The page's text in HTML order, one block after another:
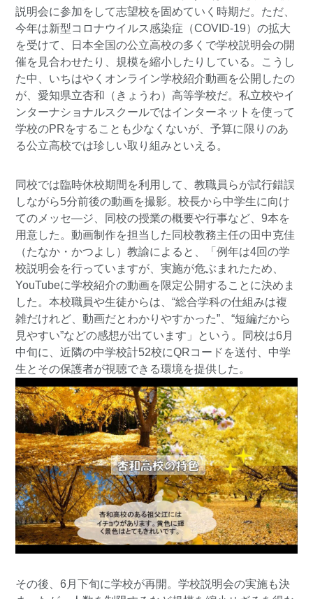
説明会に参加をして志望校を固めていく時期だ。ただ、
今年は新型コロナウイルス感染症（COVID-19）の拡大
を受けて、日本全国の公立高校の多くで学校説明会の開
催を見合わせたり、規模を縮小したりしている。こうし
た中、いちはやくオンライン学校紹介動画を公開したの
が、愛知県立杏和（きょうわ）高等学校だ。私立校やイ
ンターナショナルスクールではインターネットを使って
学校のPRをすることも少なくないが、予算に限りのあ
る公立高校では珍しい取り組みといえる。
同校では臨時休校期間を利用して、教職員らが試行錯誤
しながら5分前後の動画を撮影。校長から中学生に向け
てのメッセ―ジ、同校の授業の概要や行事など、9本を
用意した。動画制作を担当した同校教務主任の田中克佳
（たなか・かつよし）教諭によると、「例年は4回の学
校説明会を行っていますが、実施が危ぶまれたため、
YouTubeに学校紹介の動画を限定公開することに決めま
した。本校職員や生徒からは、“総合学科の仕組みは複
雑だけれど、動画だとわかりやすかった”、“短編だから
見やすい”などの感想が出ています」という。同校は6月
中旬に、近隣の中学校計52校にQRコードを送付、中学
生とその保護者が視聴できる環境を提供した。
その後、6月下旬に学校が再開。学校説明会の実施も決